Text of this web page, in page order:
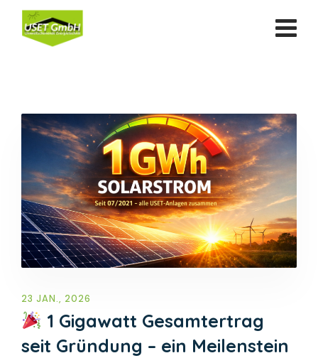
content
23 JAN., 2026
1 Gigawatt Gesamtertrag
seit Gründung – ein Meilenstein